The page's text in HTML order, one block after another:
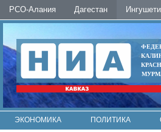
РСО-Алания Дагестан
ЭКОНОМИКА ПОЛИТИКА